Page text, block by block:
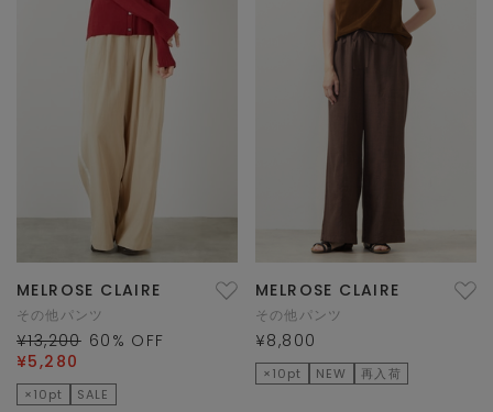
MELROSE CLAIRE
その他パンツ
¥13,200 60 % OFF
¥5,280
×10pt SALE
MELROSE CLAIRE
その他パンツ
¥8,800
×10pt NEW 再入荷